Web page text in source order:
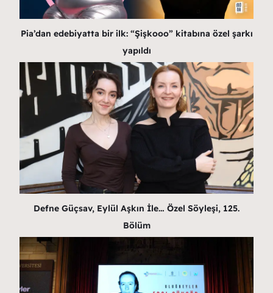
Pia’dan edebiyatta bir ilk: “Şişkooo” kitabına özel şarkı
yapıldı
Defne Güçsav, Eylül Aşkın İle… Özel Söyleşi, 125.
Bölüm